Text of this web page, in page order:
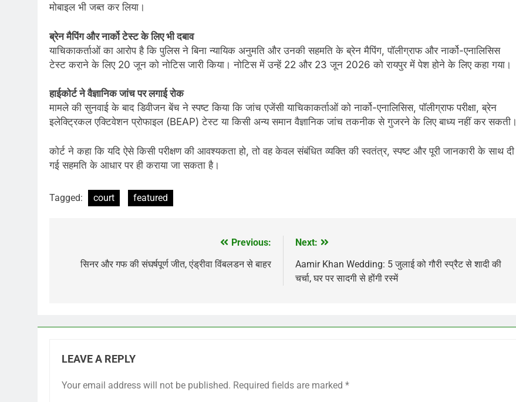
मोबाइल भी जब्त कर लिया।
ब्रेन मैपिंग और नार्को टेस्ट के लिए भी दबाव
याचिकाकर्ताओं का आरोप है कि पुलिस ने बिना न्यायिक अनुमति और उनकी सहमति के ब्रेन मैपिंग, पॉलीग्राफ और नार्को-एनालिसिस
टेस्ट कराने के लिए 20 जून को नोटिस जारी किया। नोटिस में उन्हें 22 और 23 जून 2026 को रायपुर में पेश होने के लिए कहा गया।
हाईकोर्ट ने वैज्ञानिक जांच पर लगाई रोक
मामले की सुनवाई के बाद डिवीजन बेंच ने स्पष्ट किया कि जांच एजेंसी याचिकाकर्ताओं को नार्को-एनालिसिस, पॉलीग्राफ परीक्षा, ब्रेन
इलेक्ट्रिकल एक्टिवेशन प्रोफाइल (BEAP) टेस्ट या किसी अन्य समान वैज्ञानिक जांच तकनीक से गुजरने के लिए बाध्य नहीं कर सकती।
कोर्ट ने कहा कि यदि ऐसे किसी परीक्षण की आवश्यकता हो, तो वह केवल संबंधित व्यक्ति की स्वतंत्र, स्पष्ट और पूरी जानकारी के साथ दी
गई सहमति के आधार पर ही कराया जा सकता है।
Tagged: court featured
navigation
Previous:
सिनर और गफ की संघर्षपूर्ण जीत, एंड्रीवा विंबलडन से बाहर
Next:
Aamir Khan Wedding: 5 जुलाई को गौरी स्प्रैट से शादी की
चर्चा, घर पर सादगी से होंगी रस्में
LEAVE A REPLY
Your email address will not be published. Required fields are marked *